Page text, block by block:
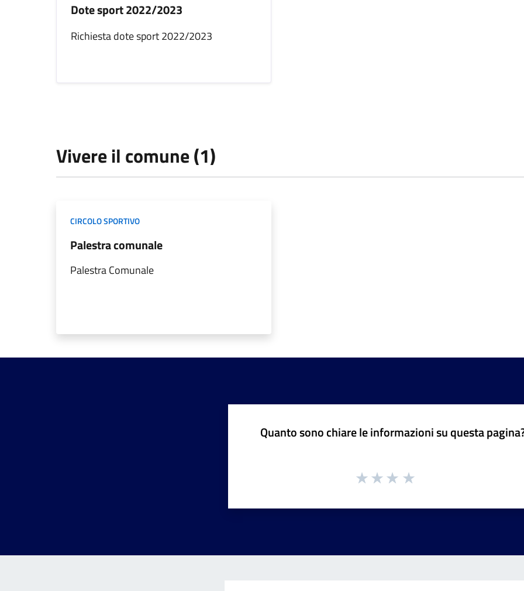
Dote sport 2022/2023
Richiesta dote sport 2022/2023
Vivere il comune (1)
CIRCOLO SPORTIVO
Palestra comunale
Palestra Comunale
Quanto sono chiare le informazioni su questa